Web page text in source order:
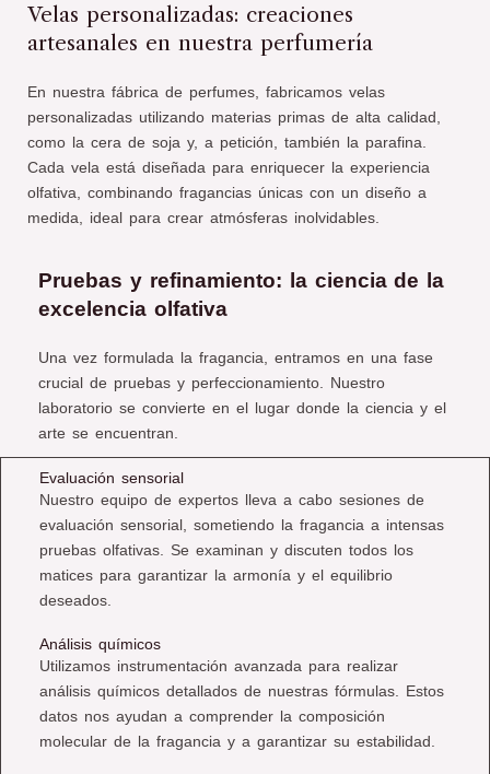
Velas personalizadas: creaciones
artesanales en nuestra perfumería
En nuestra fábrica de perfumes, fabricamos velas
personalizadas utilizando materias primas de alta calidad,
como la cera de soja y, a petición, también la parafina.
Cada vela está diseñada para enriquecer la experiencia
olfativa, combinando fragancias únicas con un diseño a
medida, ideal para crear atmósferas inolvidables.
Pruebas y refinamiento: la ciencia de la
excelencia olfativa
Una vez formulada la fragancia, entramos en una fase
crucial de pruebas y perfeccionamiento. Nuestro
laboratorio se convierte en el lugar donde la ciencia y el
arte se encuentran.
Evaluación sensorial
Nuestro equipo de expertos lleva a cabo sesiones de
evaluación sensorial, sometiendo la fragancia a intensas
pruebas olfativas. Se examinan y discuten todos los
matices para garantizar la armonía y el equilibrio
deseados.
Análisis químicos
Utilizamos instrumentación avanzada para realizar
análisis químicos detallados de nuestras fórmulas. Estos
datos nos ayudan a comprender la composición
molecular de la fragancia y a garantizar su estabilidad.